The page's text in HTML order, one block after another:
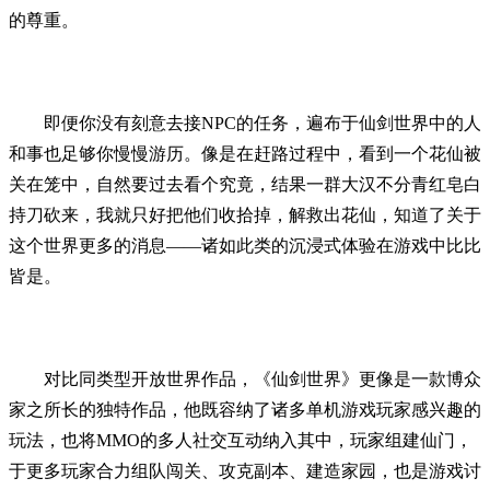
的尊重。
即便你没有刻意去接NPC的任务，遍布于仙剑世界中的人
和事也足够你慢慢游历。像是在赶路过程中，看到一个花仙被
关在笼中，自然要过去看个究竟，结果一群大汉不分青红皂白
持刀砍来，我就只好把他们收拾掉，解救出花仙，知道了关于
这个世界更多的消息——诸如此类的沉浸式体验在游戏中比比
皆是。
对比同类型开放世界作品，《仙剑世界》更像是一款博众
家之所长的独特作品，他既容纳了诸多单机游戏玩家感兴趣的
玩法，也将MMO的多人社交互动纳入其中，玩家组建仙门，
于更多玩家合力组队闯关、攻克副本、建造家园，也是游戏讨